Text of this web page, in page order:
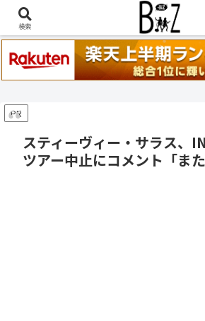
稲葉浩志『en-Zepp』『enⅣ』セト
PR
スティーヴィー・サラス、
ツアー中止にコメント「また
検索